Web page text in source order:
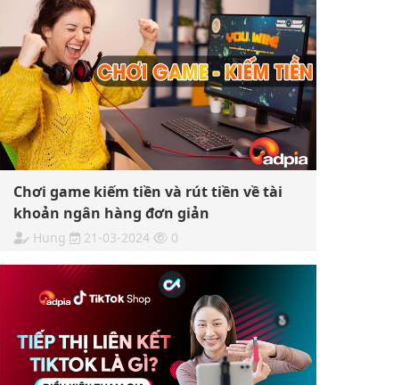
Chơi game kiếm tiền và rút tiền về tài
khoản ngân hàng đơn giản
Hung 21-03-2024 0